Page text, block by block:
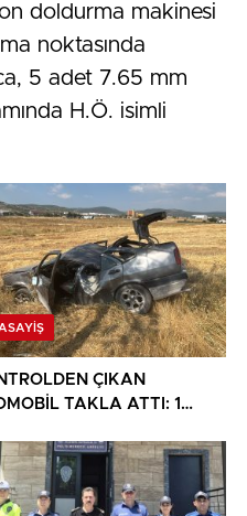
doldurma makinesi
noktasında
5 adet 7.65 mm
H.Ö. isimli
ÇIKAN
TAKLA ATTI: 1